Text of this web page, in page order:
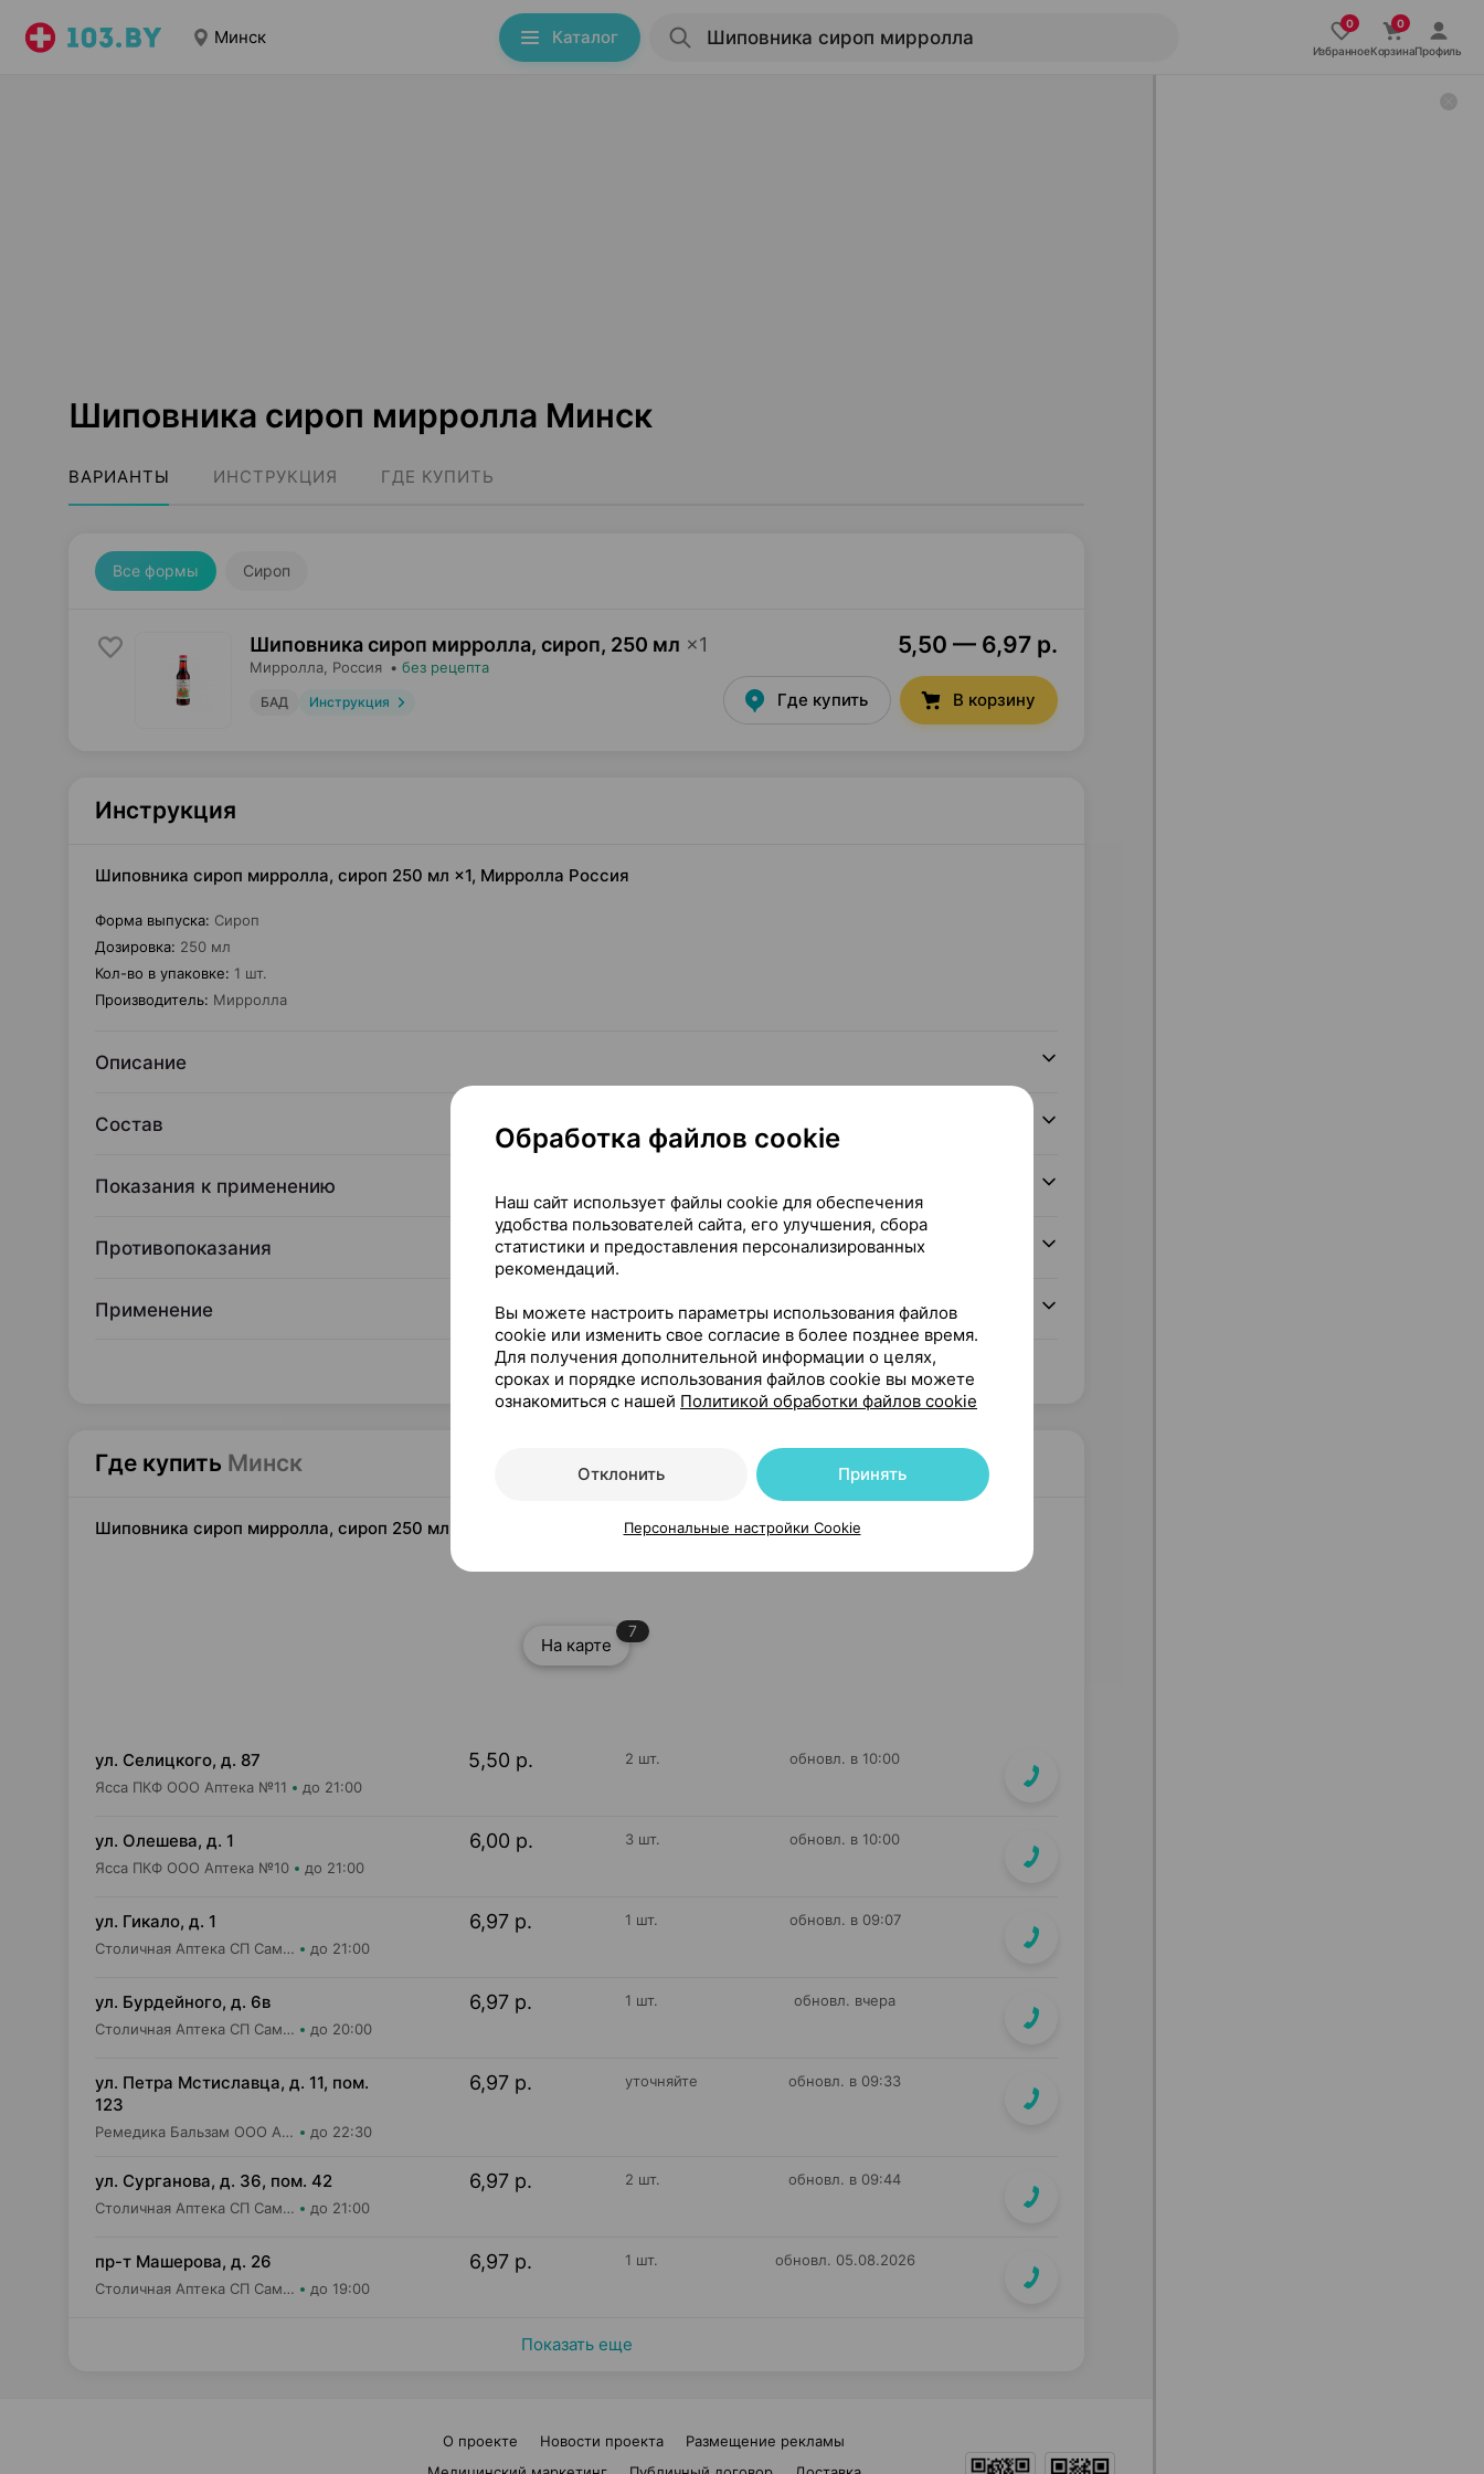
Минск Каталог
ИзбранноеКорзинаПрофиль
Шиповника сироп мирролла Минск
ВАРИАНТЫ ИНСТРУКЦИЯ ГДЕ КУПИТЬ
Все формы Сироп
Шиповника сироп мирролла, сироп, 250 мл ×1
Мирролла , Россия • без рецепта
БАД Инструкция
5,50 — 6,97 р.
Где купить В корзину
Инструкция
Шиповника сироп мирролла, сироп 250 мл ×1, Мирролла Россия
Форма выпуска: Сироп
Дозировка: 250 мл
Кол-во в упаковке: 1 шт.
Производитель: Мирролла
Описание
Состав
Показания к применению
Противопоказания
Применение
Читать полностью
Где купить Минск
Шиповника сироп мирролла, сироп 250 мл ×1, Мирролла Россия
На карте
7
ул. Селицкого, д. 87
Ясса ПКФ ООО Аптека №11 до 21:00
5,50 р. 2 шт. обновл. в 10:00
ул. Олешева, д. 1
Ясса ПКФ ООО Аптека №10 до 21:00
6,00 р. 3 шт. обновл. в 10:00
ул. Гикало, д. 1
Столичная Аптека СП Самбест ООО Аптека №16 до 21:00
6,97 р. 1 шт. обновл. в 09:07
ул. Бурдейного, д. 6в
Столичная Аптека СП Самбест ООО Аптека №23 до 20:00
6,97 р. 1 шт. обновл. вчера
ул. Петра Мстиславца, д. 11, пом.
123
Ремедика Бальзам ООО Аптека №4 до 22:30
6,97 р. уточняйте обновл. в 09:33
ул. Сурганова, д. 36, пом. 42
Столичная Аптека СП Самбест ООО Аптека №21 до 21:00
6,97 р. 2 шт. обновл. в 09:44
пр-т Машерова, д. 26
Столичная Аптека СП Самбест ООО Аптека №8 до 19:00
6,97 р. 1 шт. обновл. 05.08.2026
Показать еще
О проекте Новости проекта
Размещение рекламы
Обработка файлов cookie
Наш сайт использует файлы cookie для обеспечения
удобства пользователей сайта, его улучшения, сбора
статистики и предоставления персонализированных
рекомендаций.
Вы можете настроить параметры использования файлов
cookie или изменить свое согласие в более позднее время.
Для получения дополнительной информации о целях,
сроках и порядке использования файлов cookie вы можете
ознакомиться с нашей Политикой обработки файлов cookie
Отклонить Принять
Персональные настройки Cookie